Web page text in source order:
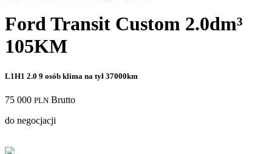
Ford Transit Custom 2.0dm³
105KM
L1H1 2.0 9 osób klima na tył 37000km
75 000 PLN Brutto
do negocjacji